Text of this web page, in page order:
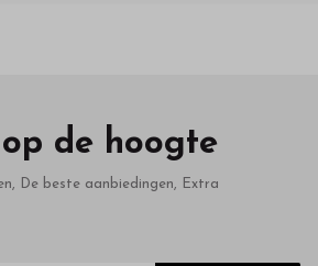
de hoogte
De beste aanbiedingen, Extra